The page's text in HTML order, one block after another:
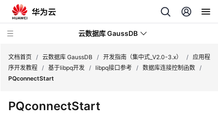
云数据库 GaussDB
动
文档首页 / 云数据库 GaussDB / 开发指南（集中式_V2.0-3.x） / 应用程
序开发教程 / 基于libpq开发 / libpq接口参考 / 数据库连接控制函数 /
PQconnectStart
PQconnectStart